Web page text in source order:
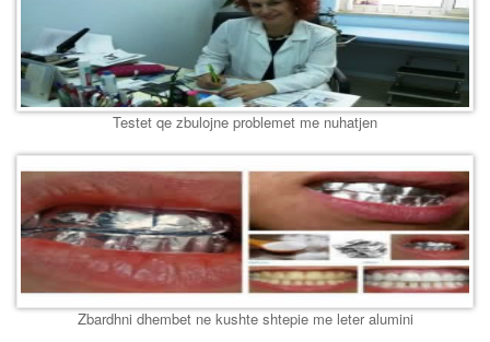
Testet qe zbulojne problemet me nuhatjen
Zbardhni dhembet ne kushte shtepie me leter alumini